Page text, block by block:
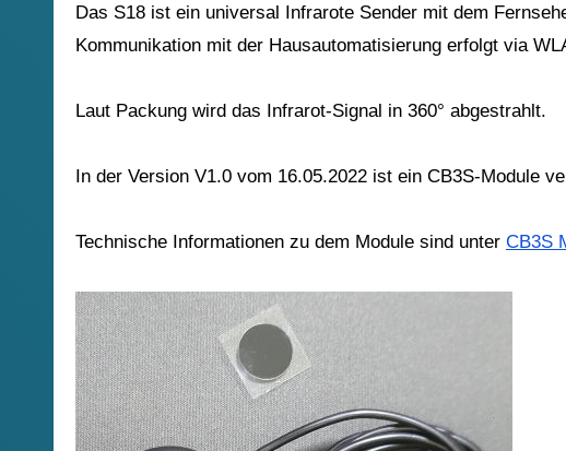
Das S18 ist ein universal Infrarote Sender mit dem Fernseher, Receiver, usw. gesteuert werden können. Die
Kommunikation mit der Hausautomatisierung erfolgt via
Laut Packung wird das Infrarot-Signal in 360° abgestrahlt.
In der Version V1.0 vom 16.05.2022 ist ein CB3S-Module
Technische Informationen zu dem Module sind unter CB3S